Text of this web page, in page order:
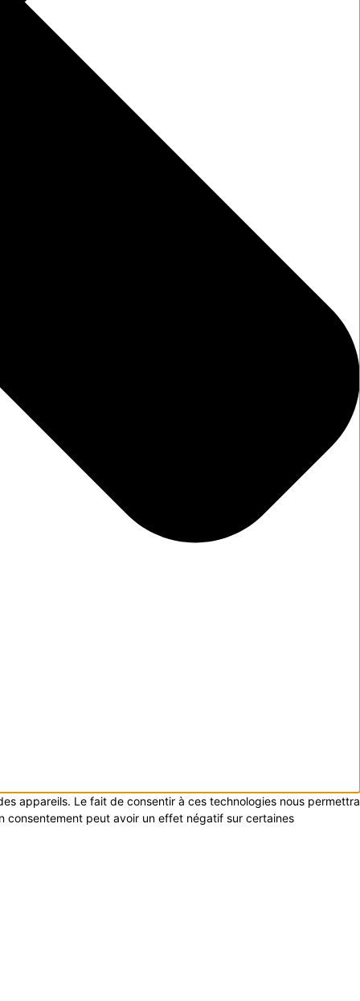
appareils. Le fait de consentir à ces technologies nous permettra
consentement peut avoir un effet négatif sur certaines